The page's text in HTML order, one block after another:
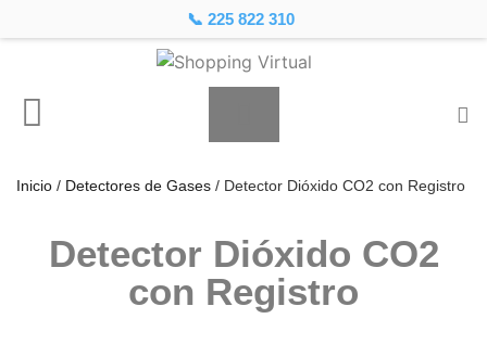
📞 225 822 310
Inicio / Detectores de Gases / Detector Dióxido CO2 con Registro
Detector Dióxido CO2
con Registro